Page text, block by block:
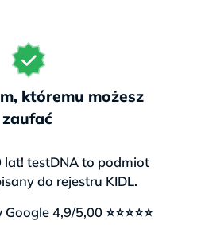
któremu możesz
zaufać
lat! testDNA to podmiot
do rejestru KIDL.
4,9/5,00 ⭐⭐⭐⭐⭐